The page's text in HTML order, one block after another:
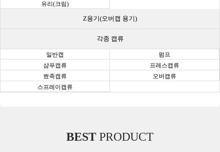
유리(크림)
Z용기(오버캡 용기)
각종 캡류
일반캡
펌프
샴푸캡류
프레스캡류
뾰족캡류
오버캡류
스프레이캡류
BEST PRODUCT